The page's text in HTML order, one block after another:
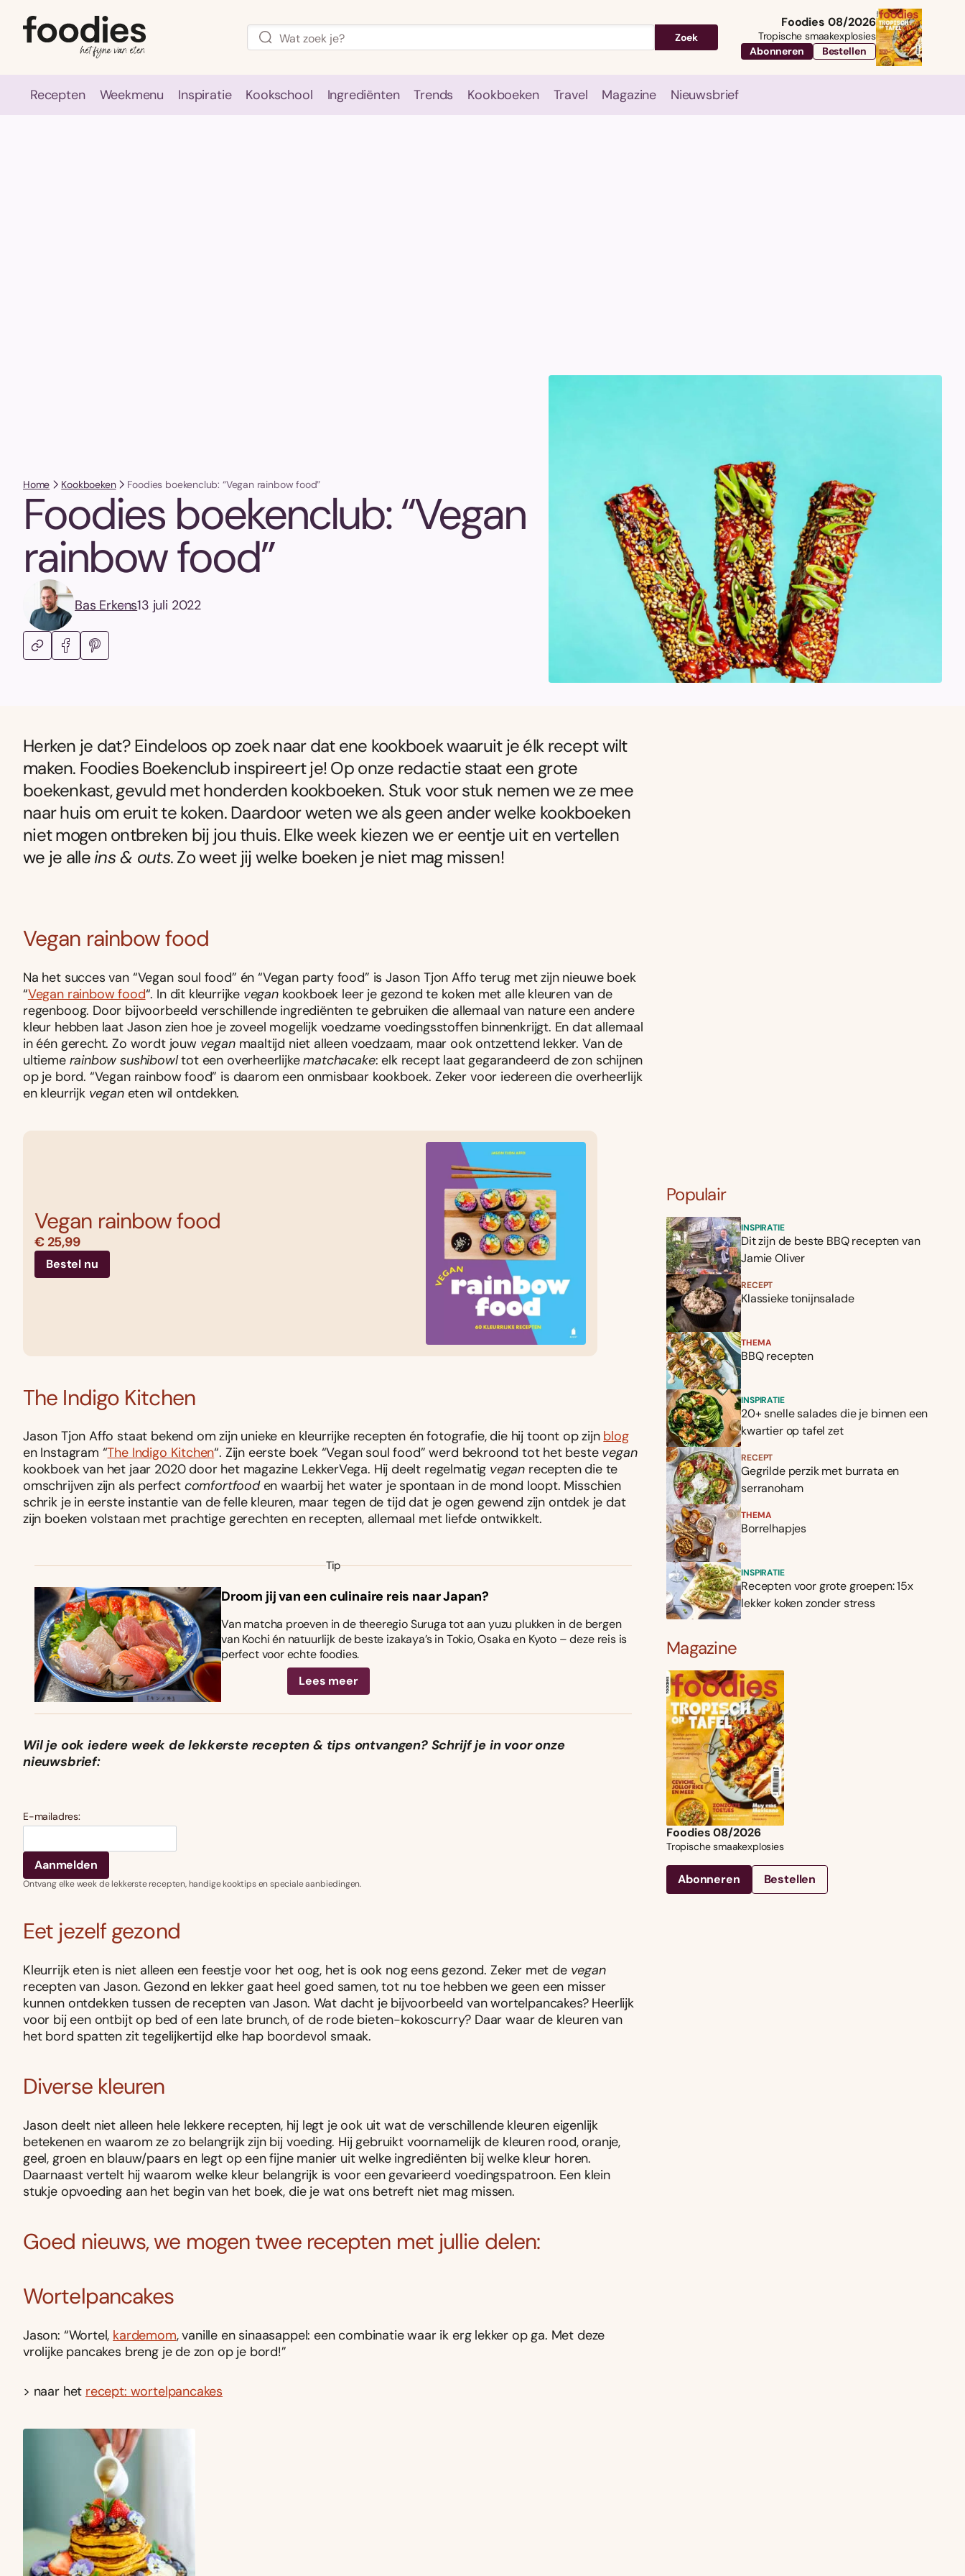
Zoek
Foodies 08/2026
Tropische smaakexplosies
Abonneren
Bestellen
Recepten Weekmenu Inspiratie Kookschool Ingrediënten Trends Kookboeken Travel Magazine Nieuwsbrief
Home Kookboeken Foodies boekenclub: “Vegan rainbow food”
Foodies boekenclub: “Vegan
rainbow food”
Bas Erkens13 juli 2022
Herken je dat? Eindeloos op zoek naar dat ene kookboek waaruit je élk recept wilt
maken. Foodies Boekenclub inspireert je! Op onze redactie staat een grote
boekenkast, gevuld met honderden kookboeken. Stuk voor stuk nemen we ze mee
naar huis om eruit te koken. Daardoor weten we als geen ander welke kookboeken
niet mogen ontbreken bij jou thuis. Elke week kiezen we er eentje uit en vertellen
we je alleins & outs. Zo weet jij welke boeken je niet mag missen!
Vegan rainbow food
Na het succes van “Vegan soul food” én “Vegan party food” is Jason Tjon Affo terug met zijn nieuwe boek
“Vegan rainbow food“. In dit kleurrijke vegankookboek leer je gezond te koken met alle kleuren van de
regenboog. Door bijvoorbeeld verschillende ingrediënten te gebruiken die allemaal van nature een andere
kleur hebben laat Jason zien hoe je zoveel mogelijk voedzame voedingsstoffen binnenkrijgt. En dat allemaal
in één gerecht. Zo wordt jouw veganmaaltijd niet alleen voedzaam, maar ook ontzettend lekker. Van de
ultieme rainbow sushibowltot een overheerlijkematchacake: elk recept laat gegarandeerd de zon schijnen
op je bord. “Vegan rainbow food” is daarom een onmisbaar kookboek. Zeker voor iedereen die overheerlijk
en kleurrijk veganeten wil ontdekken.
Vegan rainbow food
€ 25,99
Bestel nu
The Indigo Kitchen
Jason Tjon Affo staat bekend om zijn unieke en kleurrijke recepten én fotografie, die hij toont op zijn blog
en Instagram “The Indigo Kitchen“. Zijn eerste boek “Vegan soul food” werd bekroond tot het beste vegan
kookboek van het jaar 2020 door het magazine LekkerVega. Hij deelt regelmatig vegan recepten die te
omschrijven zijn als perfect comfortfooden waarbij het water je spontaan in de mond loopt. Misschien
schrik je in eerste instantie van de felle kleuren, maar tegen de tijd dat je ogen gewend zijn ontdek je dat
zijn boeken volstaan met prachtige gerechten en recepten, allemaal met liefde ontwikkelt.
Tip
Droom jij van een culinaire reis naar Japan?
Van matcha proeven in de theeregio Suruga tot aan yuzu plukken in de bergen
van Kochi én natuurlijk de beste izakaya’s in Tokio, Osaka en Kyoto – deze reis is
perfect voor echte foodies.
Lees meer
Wil je ook iedere week de lekkerste recepten & tips ontvangen? Schrijf je in voor onze
nieuwsbrief:
E-mailadres:
Ontvang elke week de lekkerste recepten, handige kooktips en speciale aanbiedingen.
Eet jezelf gezond
Kleurrijk eten is niet alleen een feestje voor het oog, het is ook nog eens gezond. Zeker met de vegan
recepten van Jason. Gezond en lekker gaat heel goed samen, tot nu toe hebben we geen een misser
kunnen ontdekken tussen de recepten van Jason. Wat dacht je bijvoorbeeld van wortelpancakes? Heerlijk
voor bij een ontbijt op bed of een late brunch, of de rode bieten-kokoscurry? Daar waar de kleuren van
het bord spatten zit tegelijkertijd elke hap boordevol smaak.
Diverse kleuren
Jason deelt niet alleen hele lekkere recepten, hij legt je ook uit wat de verschillende kleuren eigenlijk
betekenen en waarom ze zo belangrijk zijn bij voeding. Hij gebruikt voornamelijk de kleuren rood, oranje,
geel, groen en blauw/paars en legt op een fijne manier uit welke ingrediënten bij welke kleur horen.
Daarnaast vertelt hij waarom welke kleur belangrijk is voor een gevarieerd voedingspatroon. Een klein
stukje opvoeding aan het begin van het boek, die je wat ons betreft niet mag missen.
Goed nieuws, we mogen twee recepten met jullie delen:
Wortelpancakes
Jason: “Wortel, kardemom, vanille en sinaasappel: een combinatie waar ik erg lekker op ga. Met deze
vrolijke pancakes breng je de zon op je bord!”
> naar het recept: wortelpancakes
Populair
INSPIRATIE
Dit zijn de beste BBQ recepten van
Jamie Oliver
RECEPT
Klassieke tonijnsalade
THEMA
BBQ recepten
INSPIRATIE
20+ snelle salades die je binnen een
kwartier op tafel zet
RECEPT
Gegrilde perzik met burrata en
serranoham
THEMA
Borrelhapjes
INSPIRATIE
Recepten voor grote groepen: 15x
lekker koken zonder stress
Magazine
Foodies 08/2026
Tropische smaakexplosies
Abonneren Bestellen